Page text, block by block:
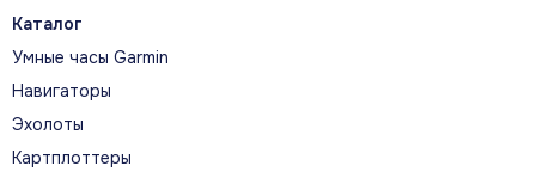
поддерживает безбумажный геокэшинг и
беспроводной обмен данными. Комплектный
литий‑ионный аккумулятор работает до 16
часов, а три сменные батарейки AA — до 22
Каталог
Умные часы Garmin
Навигаторы
Эхолоты
Картплоттеры